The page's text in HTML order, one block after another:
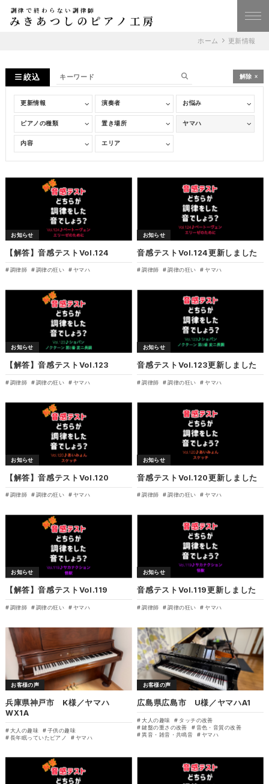
調律で終わらない調律師
みきあつしのピアノ工房
ホーム 更新情報
絞込 解除
お知らせ
【解答】音感テストVol.124
調律師 調律の狂い ヤマハ
お知らせ
音感テストVol.124更新しました
調律師 調律の狂い ヤマハ
お知らせ
【解答】音感テストVol.123
調律師 調律の狂い ヤマハ
お知らせ
音感テストVol.123更新しました
調律師 調律の狂い ヤマハ
お知らせ
【解答】音感テストVol.120
調律師 調律の狂い ヤマハ
お知らせ
音感テストVol.120更新しました
調律師 調律の狂い ヤマハ
お知らせ
【解答】音感テストVol.119
調律師 調律の狂い ヤマハ
お知らせ
音感テストVol.119更新しました
調律師 調律の狂い ヤマハ
お客様の声
兵庫県神戸市 K様／ヤマハ
WX1A
大人の趣味
子供の趣味
長年眠っていたピアノ
ヤマハ
お客様の声
広島県広島市 U様／ヤマハA1
大人の趣味
タッチの改善
鍵盤の重さの改善
音色・音質の改善
異音・雑音・共鳴音
ヤマハ